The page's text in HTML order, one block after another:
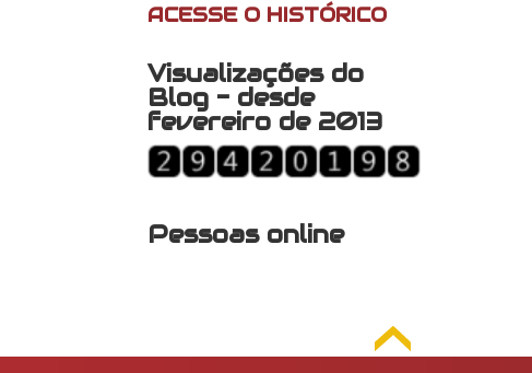
ACESSE O HISTÓRICO
Visualizações do
Blog - desde
fevereiro de 2013
Pessoas online